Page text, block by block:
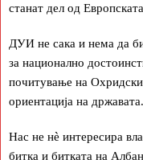
станат дел од
ДУИ не сака и нема да
за национално
почитување на
ориентација на државата.
Нас не нè интересира
битка и битката на